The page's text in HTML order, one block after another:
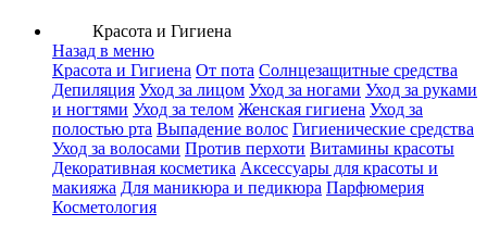
Красота и Гигиена
Назад в меню
Красота и Гигиена От пота Солнцезащитные средства
Депиляция Уход за лицом Уход за ногами Уход за руками
и ногтями Уход за телом Женская гигиена Уход за
полостью рта Выпадение волос Гигиенические средства
Уход за волосами Против перхоти Витамины красоты
Декоративная косметика Аксессуары для красоты и
макияжа Для маникюра и педикюра Парфюмерия
Косметология